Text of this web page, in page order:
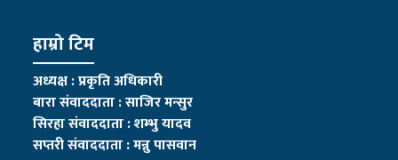
हाम्रो टिम
अध्यक्ष : प्रकृति अधिकारी
बारा संवाददाता : साजिर मन्सुर
सिरहा संवाददाता : शम्भु यादव
सप्तरी संवाददाता:मन्नु पासवान